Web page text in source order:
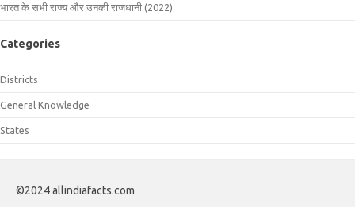
भारत के सभी राज्य और उनकी राजधानी (2022)
Categories
Districts
General Knowledge
States
©2024 allindiafacts.com